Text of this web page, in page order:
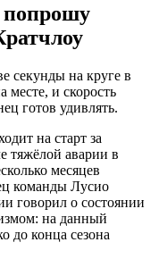
секунды на круге в
месте, и скорость
готов удивлять.
на старт за
тяжёлой аварии в
месяцев
команды Лусио
говорил о состоянии
на данный
до конца сезона